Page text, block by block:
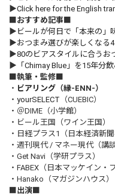
▶Click here for the English
■おすすめ記事■
▶ ビールが何日で「本来の」
▶おつまみ選びが楽しくなる
▶80のビアスタイルに合うお
▶ 「Chimay Blue」を15年分
■執筆・監修■
・ ビアリング （縁-ENN-）
・ yourSELECT （CUEBIC）
・＠DIME（小学館）
・ビール王国（ワイン王国）
・日経プラス1（日本経済新聞
・週刊現代 / マネー現代（講談
・Get Navi（学研プラス）
・FABEX（日本マッケイン・
・Hanako（マガジンハウス）
■出演■